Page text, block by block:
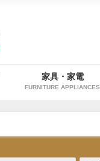
家具・家電
FURNITURE APPLIANCES